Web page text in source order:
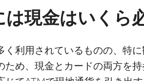
現金はいくら
く利用されているものの、特
ため、現金とカードの両方を